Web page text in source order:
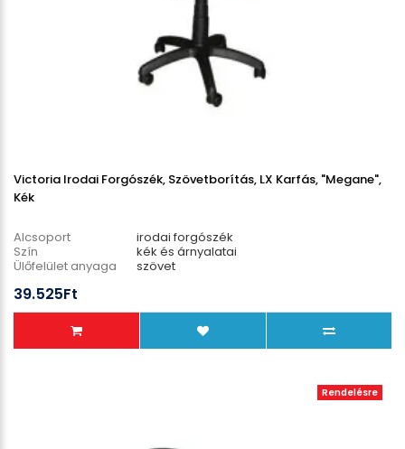
Victoria Irodai Forgószék, Szövetborítás, LX Karfás, "Megane",
Kék
Alcsoport
irodai forgószék
Szín
kék és árnyalatai
Ülőfelület anyaga
szövet
Teherbírás
39.525Ft
Rendelésre